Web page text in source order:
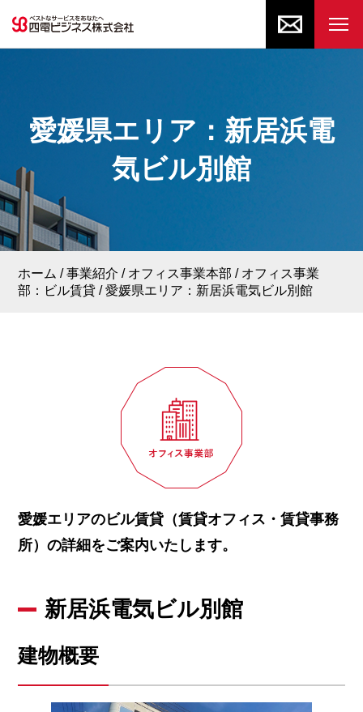
愛媛県エリア：新居浜電
気ビル別館
ホーム 事業紹介 オフィス事業本部
オフィス事業
部：ビル賃貸
愛媛県エリア：新居浜電気ビル別館
愛媛エリアのビル賃貸（賃貸オフィス・賃貸事務
所）の詳細をご案内いたします。
新居浜電気ビル別館
建物概要